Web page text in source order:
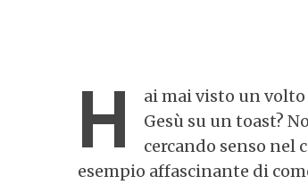
H
ai mai visto un
Gesù su un toast?
cercando senso nel
esempio affascinante di